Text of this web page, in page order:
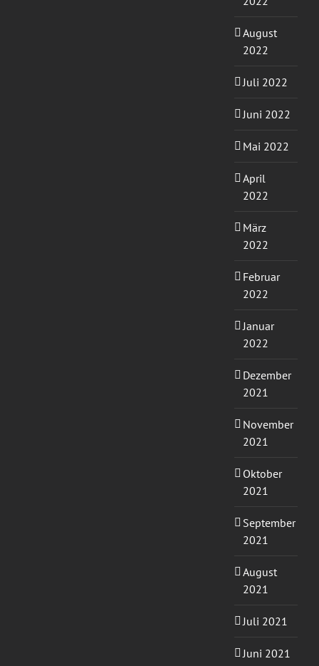
August
2022
Juli 2022
Juni 2022
Mai 2022
April
2022
März
2022
Februar
2022
Januar
2022
Dezember
2021
November
2021
Oktober
2021
September
2021
August
2021
Juli 2021
Juni 2021